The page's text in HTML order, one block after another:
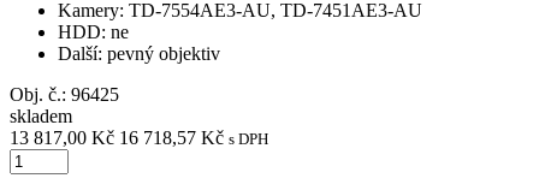
Kamery: TD-7554AE3-AU, TD-7451AE3-AU
HDD: ne
Další: pevný objektiv
Obj. č.: 96425
skladem
13 817,00 Kč 16 718,57 Kč s DPH